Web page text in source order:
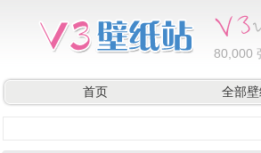
80,000
首页 全部